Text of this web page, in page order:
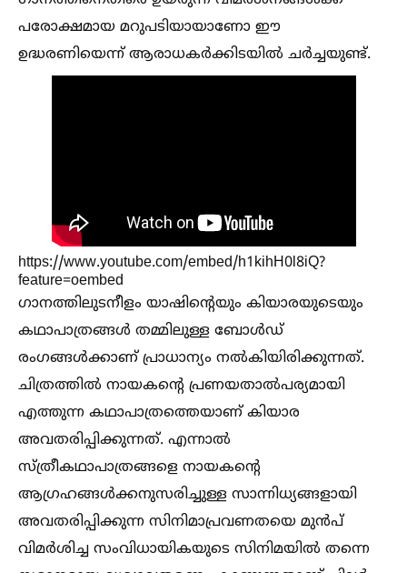
പരോക്ഷമായ മറുപടിയായാണോ ഈ
ഉദ്ധരണിയെന്ന് ആരാധകർക്കിടയില്‍ ചർച്ചയുണ്ട്.
https://www.youtube.com/embed/h1kihH0l8iQ?
feature=oembed
ഗാനത്തിലുടനീളം യാഷിന്റെയും കിയാരയുടെയും
കഥാപാത്രങ്ങള്‍ തമ്മിലുള്ള ബോള്‍ഡ്
രംഗങ്ങള്‍ക്കാണ് പ്രാധാന്യം നല്‍കിയിരിക്കുന്നത്.
ചിത്രത്തില്‍ നായകന്റെ പ്രണയതാല്‍പര്യമായി
എത്തുന്ന കഥാപാത്രത്തെയാണ് കിയാര
അവതരിപ്പിക്കുന്നത്. എന്നാല്‍
സ്ത്രീകഥാപാത്രങ്ങളെ നായകന്റെ
ആഗ്രഹങ്ങള്‍ക്കനുസരിച്ചുള്ള സാന്നിധ്യങ്ങളായി
അവതരിപ്പിക്കുന്ന സിനിമാപ്രവണതയെ മുൻപ്
വിമർശിച്ച സംവിധായികയുടെ സിനിമയില്‍ തന്നെ